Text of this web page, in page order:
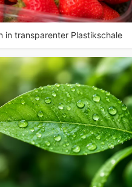
in transparenter Plastikschale